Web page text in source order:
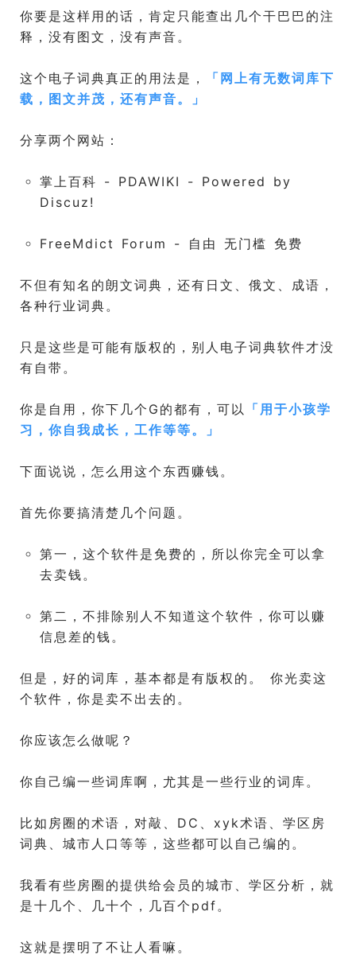
你要是这样用的话，肯定只能查出几个干巴巴的注
释，没有图文，没有声音。
这个电子词典真正的用法是， 「 网上有无数词库下
载，图文并茂，还有声音。
」
分享两个网站：
掌上百科 - PDAWIKI - Powered by
Discuz!
FreeMdict Forum - 自由 无门槛 免费
不但有知名的朗文词典，还有日文、俄文、成语，
各种行业词典。
只是这些是可能有版权的，别人电子词典软件才没
有自带。
你是自用，你下几个G的都有，可以 「 用于小孩学
习，你自我成长，工作等等。
」
下面说说，怎么用这个东西赚钱。
首先你要搞清楚几个问题。
第一，这个软件是免费的，所以你完全可以拿
去卖钱。
第二，不排除别人不知道这个软件，你可以赚
信息差的钱。
但是，好的词库，基本都是有版权的。 你光卖这
个软件，你是卖不出去的。
你应该怎么做呢？
你自己编一些词库啊，尤其是一些行业的词库。
比如房圈的术语，对敲、DC、xyk术语、学区房
词典、城市人口等等，这些都可以自己编的。
我看有些房圈的提供给会员的城市、学区分析，就
是十几个、几十个，几百个pdf。
这就是摆明了不让人看嘛。